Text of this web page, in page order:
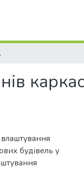
опалубці
будівель у